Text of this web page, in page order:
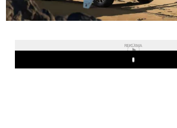
REKLAMA
Play